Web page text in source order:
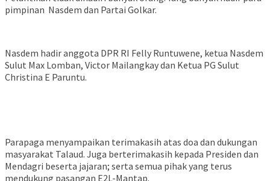
pimpinan Nasdem dan Partai Golkar.
Nasdem hadir anggota DPR RI Felly Runtuwene, ketua Nasdem
Sulut Max Lomban, Victor Mailangkay dan Ketua PG Sulut
Christina E Paruntu.
Parapaga menyampaikan terimakasih atas doa dan dukungan
masyarakat Talaud. Juga berterimakasih kepada Presiden dan
Mendagri beserta jajaran; serta semua pihak yang terus
mendukung pasangan E2L-Mantap.